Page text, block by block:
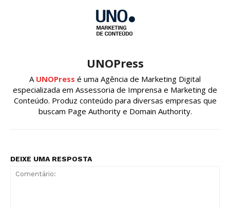
UNOPress
A UNOPress é uma Agência de Marketing Digital
especializada em Assessoria de Imprensa e Marketing de
Conteúdo. Produz conteúdo para diversas empresas que
buscam Page Authority e Domain Authority.
DEIXE UMA RESPOSTA